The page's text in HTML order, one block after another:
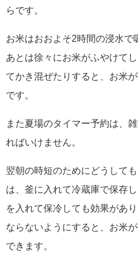
らです。
お米はおおよそ2時間の浸水
あとは徐々にお米がふやけて
てかき混ぜたりすると、お米
です。
また夏場のタイマー予約は、
ればいけません。
翌朝の時短のためにどうして
は、釜に入れて冷蔵庫で保存
を入れて保冷しても効果があ
ならないようにすると、お米
できます。